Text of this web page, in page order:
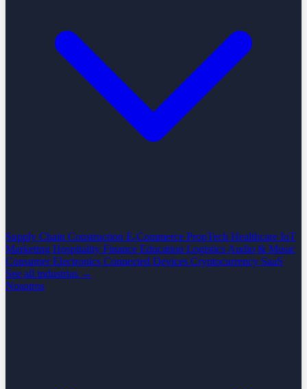
Supply Chain Construction E-Commerce PropTech Healthcare IoT
Marketing Hospitality Finance Education Logistics Audio & Music
Consumer Electronics Connected Devices Cryptocurrency SaaS
See all industrias →
Nosotros